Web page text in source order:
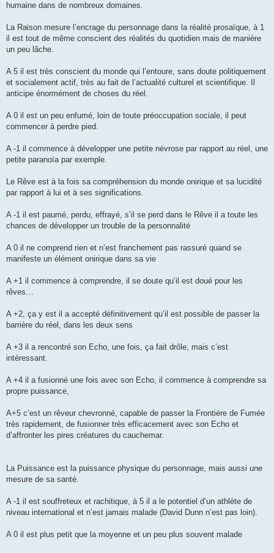
humaine dans de nombreux domaines.
La Raison mesure l’encrage du personnage dans la réalité prosaïque, à 1
il est tout de même conscient des réalités du quotidien mais de manière
un peu lâche.
A 5 il est très conscient du monde qui l’entoure, sans doute politiquement
et socialement actif, très au fait de l’actualité culturel et scientifique. Il
anticipe énormément de choses du réel.
A 0 il est un peu enfumé, loin de toute préoccupation sociale, il peut
commencer à perdre pied.
A -1 il commence à développer une petite névrose par rapport au réel, une
petite paranoïa par exemple.
Le Rêve est à la fois sa compréhension du monde onirique et sa lucidité
par rapport à lui et à ses significations.
A -1 il est paumé, perdu, effrayé, s’il se perd dans le Rêve il a toute les
chances de développer un trouble de la personnalité
A 0 il ne comprend rien et n’est franchement pas rassuré quand se
manifeste un élément onirique dans sa vie
A +1 il commence à comprendre, il se doute qu’il est doué pour les
rêves…
A +2, ça y est il a accepté définitivement qu’il est possible de passer la
barrière du réel, dans les deux sens
A +3 il a rencontré son Echo, une fois, ça fait drôle, mais c’est
intéressant.
A +4 il a fusionné une fois avec son Echo, il commence à comprendre sa
propre puissance,
A+5 c’est un rêveur chevronné, capable de passer la Frontière de Fumée
très rapidement, de fusionner très efficacement avec son Echo et
d’affronter les pires créatures du cauchemar.
La Puissance est la puissance physique du personnage, mais aussi une
mesure de sa santé.
A -1 il est souffreteux et rachitique, à 5 il a le potentiel d’un athlète de
niveau international et n’est jamais malade (David Dunn n’est pas loin).
A 0 il est plus petit que la moyenne et un peu plus souvent malade